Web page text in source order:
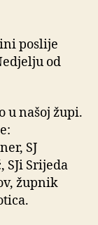
poslije
od
u našoj župi.
SJ
SJi Srijeda
župnik